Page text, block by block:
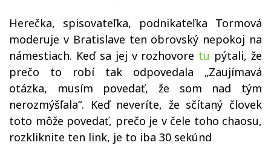
Herečka, spisovateľka, podnikateľka Tormová
moderuje v Bratislave ten obrovský nepokoj na
námestiach. Keď sa jej v rozhovore tu pýtali, že
prečo to robí tak odpovedala „Zaujímavá
otázka, musím povedať, že som nad tým
nerozmýšľala“. Keď neveríte, že sčítaný človek
toto môže povedať, prečo je v čele toho chaosu,
rozkliknite ten link, je to iba 30 sekúnd